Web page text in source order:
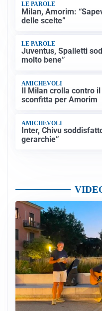
LE PAROLE
Milan, Amorim:
delle scelte”
LE PAROLE
Juventus, Spalletti
molto bene”
AMICHEVOLI
Il Milan crolla contro
sconfitta per Amorim
AMICHEVOLI
Inter, Chivu
gerarchie”